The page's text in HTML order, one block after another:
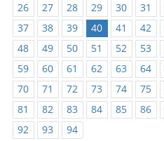
26
27 28 29 30 31
37
38 39 40 41 42
48
49 50 51 52 53
59
60 61 62 63 64
70
71 72 73 74 75
81
82 83 84 85 86
92
93 94